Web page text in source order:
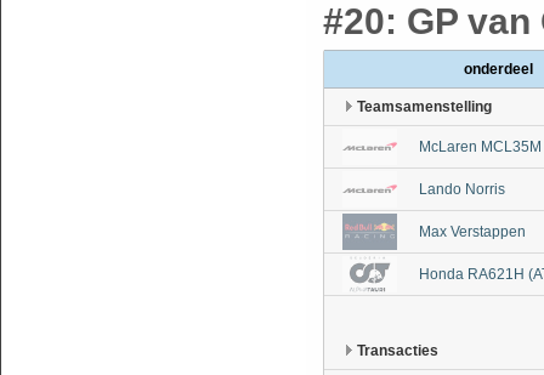
#20: GP
onderdeel
Teamsamenstelling
McLaren
Lando Norris
Max Verstappen
Honda RA621H
Transacties